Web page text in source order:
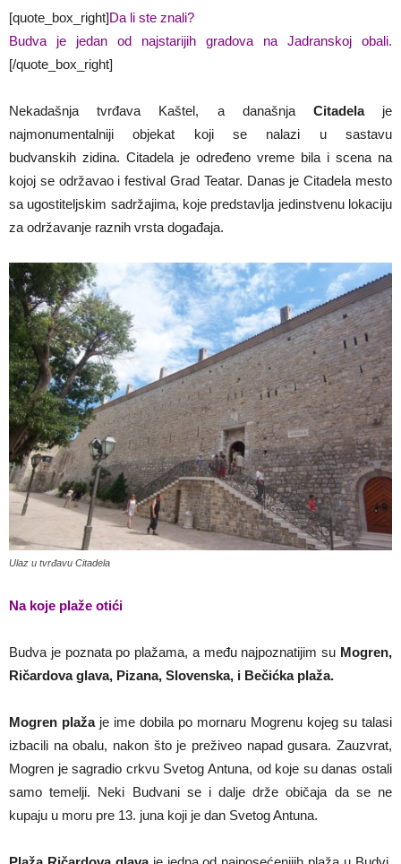
[quote_box_right]Da li ste znali?
Budva je jedan od najstarijih gradova na Jadranskoj obali.
[/quote_box_right]
Nekadašnja tvrđava Kaštel, a današnja Citadelaje
najmonumentalniji objekat koji se nalazi u sastavu
budvanskih zidina. Citadela je određeno vreme bila i scena na
kojoj se održavao i festival Grad Teatar. Danas je Citadela mesto
sa ugostiteljskim sadržajima, koje predstavlja jedinstvenu lokaciju
za održavanje raznih vrsta događaja.
Ulaz u tvrđavu Citadela
Na koje plaže otići
Budva je poznata po plažama, a među najpoznatijim su Mogren,
Ričardova glava, Pizana, Slovenska, i Bečićka plaža.
Mogren plažaje ime dobila po mornaru Mogrenu kojeg su talasi
izbacili na obalu, nakon što je preživeo napad gusara. Zauzvrat,
Mogren je sagradio crkvu Svetog Antuna, od koje su danas ostali
samo temelji. Neki Budvani se i dalje drže običaja da se ne
kupaju u moru pre 13. juna koji je dan Svetog Antuna.